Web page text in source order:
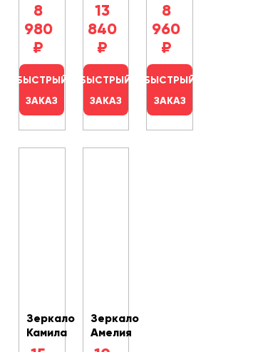
8
980
₽
БЫСТРЫЙ
ЗАКАЗ
13
840
₽
БЫСТРЫЙ
ЗАКАЗ
8
960
₽
БЫСТРЫЙ
ЗАКАЗ
Зеркало
Камила
Зеркало
Амелия